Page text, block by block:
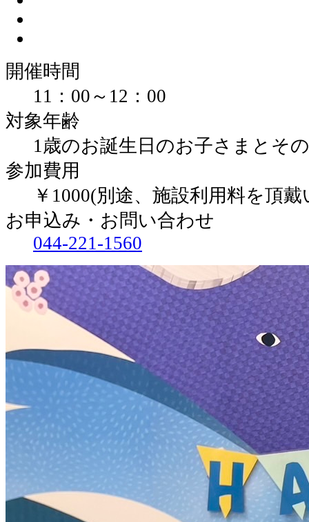
開催時間
11：00～12：00
対象年齢
1歳のお誕生日のお子さまとそ
参加費用
￥1000(別途、施設利用料を頂
お申込み・お問い合わせ
044-221-1560